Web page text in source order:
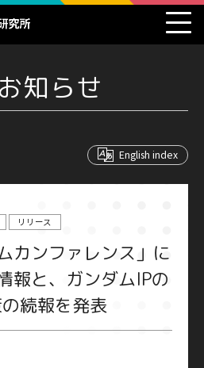
知らせ
English index
リリース
カンファレンス」に
報と、ガンダムIPの
続報を発表